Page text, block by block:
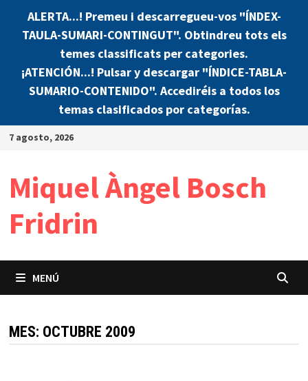
ALERTA...! Premeu i descarregueu-vos "ÍNDEX-
TAULA-SUMARI-CONTINGUT". Obtindreu tots els
temes classificats per categories.
¡ATENCIÓN...! Pulsar y descargar "ÍNDICE-TABLA-
SUMARIO-CONTENIDO". Accediréis a todos los
temas clasificados por categorías.
Saltar
7 agosto, 2026
Miquel Àngel Bosch
Fridrin
MENÚ
MES: OCTUBRE 2009